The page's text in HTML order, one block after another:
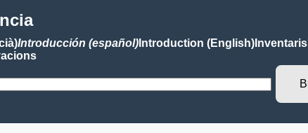
Introducción (español)Introduction (English)Inventaris